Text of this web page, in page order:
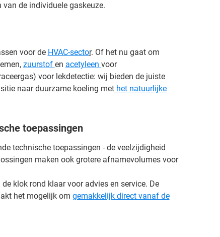
de individuele gaskeuze.
voor de HVAC-sector. Of het nu gaat om
zuurstof en acetyleen voor
voor lekdetectie: wij bieden de juiste
naar duurzame koeling methet natuurlijke
toepassingen
technische toepassingen - de veelzijdigheid
maken ook grotere afnamevolumes voor
klok rond klaar voor advies en service. De
het mogelijk om gemakkelijk direct vanaf de